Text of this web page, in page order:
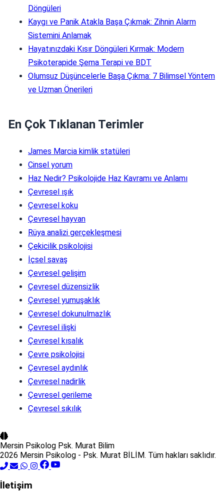
Döngüleri
Kaygı ve Panik Atakla Başa Çıkmak: Zihnin Alarm
Sistemini Anlamak
Hayatınızdaki Kısır Döngüleri Kırmak: Modern
Psikoterapide Şema Terapi ve BDT
Olumsuz Düşüncelerle Başa Çıkma: 7 Bilimsel Yöntem
ve Uzman Önerileri
En Çok Tıklanan Terimler
James Marcia kimlik statüleri
Cinsel yorum
Haz Nedir? Psikolojide Haz Kavramı ve Anlamı
Çevresel ışık
Çevresel koku
Çevresel hayvan
Rüya analizi gerçekleşmesi
Çekicilik psikolojisi
İçsel savaş
Çevresel gelişim
Çevresel düzensizlik
Çevresel yumuşaklık
Çevresel dokunulmazlık
Çevresel ilişki
Çevresel kısalık
Çevre psikolojisi
Çevresel aydınlık
Çevresel nadirlik
Çevresel gerileme
Çevresel sıkılık
Mersin Psikolog Psk. Murat Bilim
2026 Mersin Psikolog - Psk. Murat BİLİM. Tüm hakları saklıdır.
İletişim